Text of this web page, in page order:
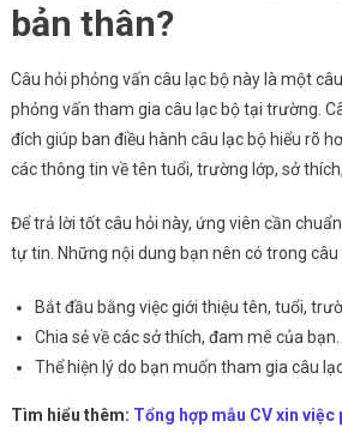
bản thân?
Câu hỏi phỏng vấn câu lạc bộ này là một
phỏng vấn tham gia câu lạc bộ tại trường.
đích giúp ban điều hành câu lạc bộ hiểu rõ
các thông tin về tên tuổi, trường lớp, sở
Để trả lời tốt câu hỏi này, ứng viên cần
tự tin. Những nội dung bạn nên có trong câu
Bắt đầu bằng việc giới thiệu tên, tuổi,
Chia sẻ về các sở thích, đam mê của bạn.
Thể hiện lý do bạn muốn tham gia câu
Tìm hiểu thêm: Tổng hợp mẫu CV xin